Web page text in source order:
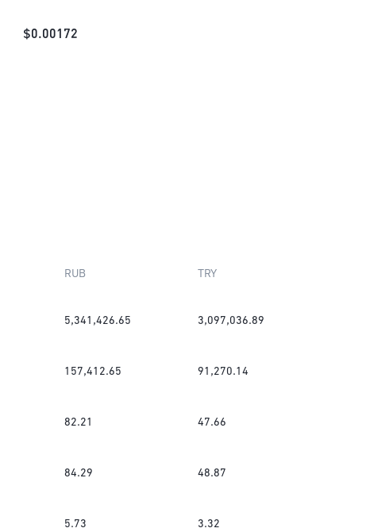
$0.00172
RUB TRY
5,341,426.65 3,097,036.89
157,412.65 91,270.14
82.21 47.66
84.29 48.87
5.73 3.32